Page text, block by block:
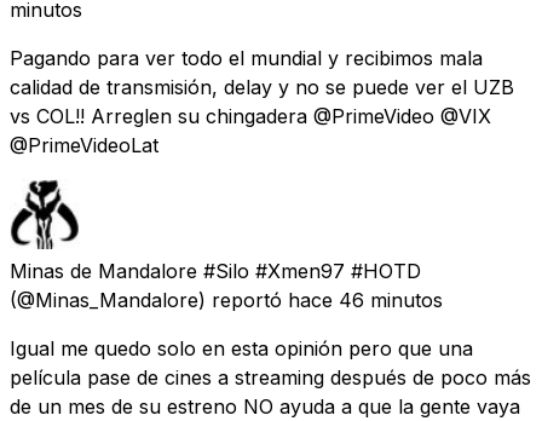
minutos
Pagando para ver todo el mundial y recibimos mala
calidad de transmisión, delay y no se puede ver el UZB
vs COL!! Arreglen su chingadera @PrimeVideo @VIX
@PrimeVideoLat
Minas de Mandalore #Silo #Xmen97 #HOTD
(@Minas_Mandalore) reportó hace 46 minutos
Igual me quedo solo en esta opinión pero que una
película pase de cines a streaming después de poco más
de un mes de su estreno NO ayuda a que la gente vaya